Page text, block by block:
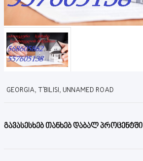
GEORGIA, T'BILISI, UNNAMED ROAD
გავასესხებ თანხებ დაბალ პროცენტში